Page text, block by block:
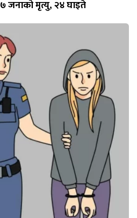
जनाको मृत्यु, २४ घाइते